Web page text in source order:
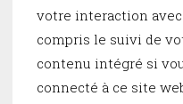
votre interaction
compris le suivi de
contenu intégré si
connecté à ce site